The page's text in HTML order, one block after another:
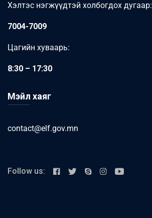
Хэлтэс нэгжүүдтэй холбогдох дугаар:
7004-7009
Цагийн хуваарь:
8:30 – 17:30
Мэйл хаяг
contact@elf.gov.mn
Follow us: